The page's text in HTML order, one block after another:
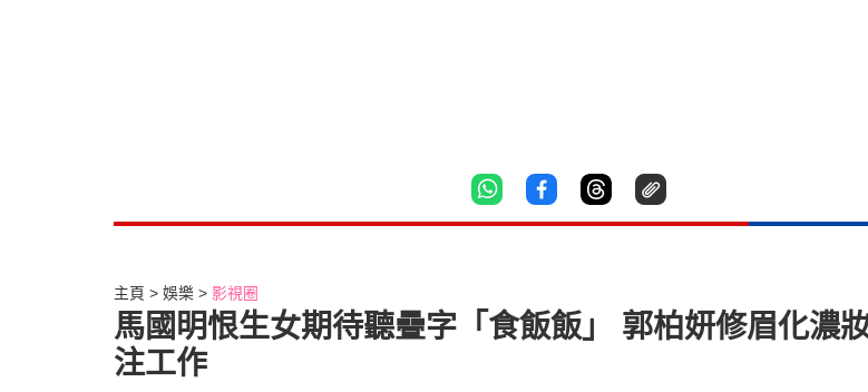
主頁 娛樂 影視圈
馬國明恨生女期待聽疊字「食飯飯」 郭柏妍修眉化濃
注工作